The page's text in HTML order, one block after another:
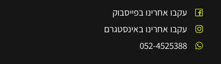
עקבו אחרינו בפייסבוק
עקבו אחרינו באינסטגרם
052-4525388